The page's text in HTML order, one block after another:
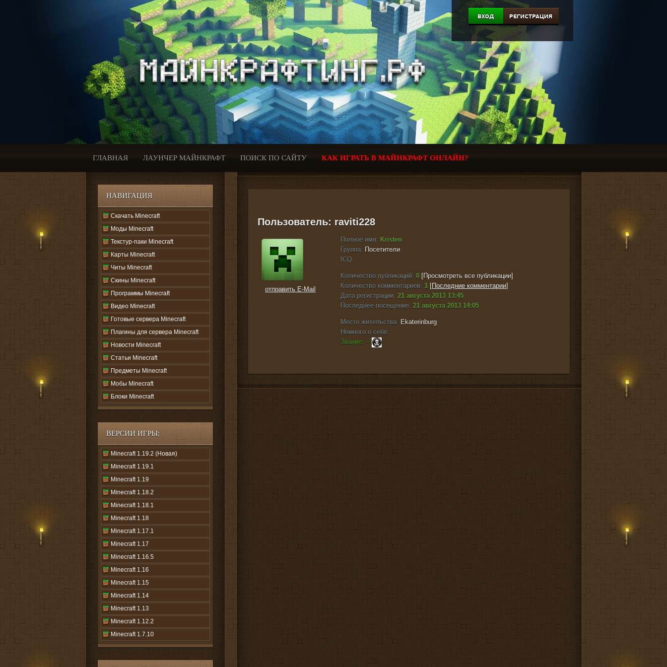
ВХОД РЕГИСТРАЦИЯ
ГЛАВНАЯ ЛАУНЧЕР МАЙНКРАФТ ПОИСК ПО САЙТУ КАК ИГРАТЬ В МАЙНКРАФТ ОНЛАЙН?
НАВИГАЦИЯ
Скачать Minecraft
Моды Minecraft
Текстур-паки Minecraft
Карты Minecraft
Читы Minecraft
Скины Minecraft
Программы Minecraft
Видео Minecraft
Готовые сервера Minecraft
Плагины для сервера Minecraft
Новости Minecraft
Статьи Minecraft
Предметы Minecraft
Мобы Minecraft
Блоки Minecraft
ВЕРСИИ ИГРЫ:
Minecraft 1.19.2 (Новая)
Minecraft 1.19.1
Minecraft 1.19
Minecraft 1.18.2
Minecraft 1.18.1
Minecraft 1.18
Minecraft 1.17.1
Minecraft 1.17
Minecraft 1.16.5
Minecraft 1.16
Minecraft 1.15
Minecraft 1.14
Minecraft 1.13
Minecraft 1.12.2
Minecraft 1.7.10
Пользователь: raviti228
отправить E-Mail
Полное имя: Kristen
Группа: Посетители
ICQ:
Количество публикаций: 0 [Просмотреть все публикации]
Количество комментариев: 1 [Последние комментарии]
Дата регистрации: 21 августа 2013 13:45
Последнее посещение: 21 августа 2013 14:05
Место жительства: Ekaterinburg
Немного о себе:
Звание: ---